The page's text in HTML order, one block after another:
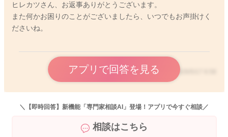
ヒレカツさん、お返事ありがとうございます。
また何かお困りのことがございましたら、いつでもお声掛けく
ださいね。
アプリで回答を見る 2026/5/17 6:58
＼【即時回答】新機能「専門家相談AI」登場！アプリで今すぐ相談／
相談はこちら